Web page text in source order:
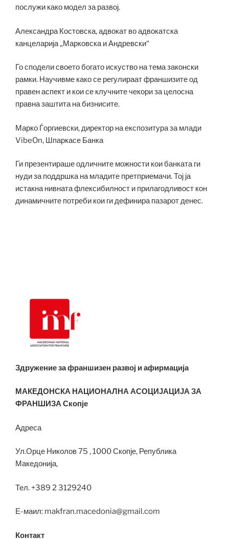
послужи како модел за развој.
Александра Костовска, адвокат во адвокатска
канцеларија „Марковска и Андревски“
Го сподели своето богато искуство на тема законски
рамки. Научивме како се регулираат франшизите од
правен аспект и кои се клучните чекори за целосна
правна заштита на бизнисите.
Марко Ѓоргиевски, директор на експозитура за млади
VibeOn, Шпаркасе Банка
Ги презентираше одличните можности кои банката ги
нуди за поддршка на младите претприемачи. Тој ја
истакна нивната флексибилност и прилагодливост кон
динамичните потреби кои ги дефинира пазарот денес.
Здружение за франшизен развој и афирмација
МАКЕДОНСКА НАЦИОНАЛНА АСОЦИЈАЦИЈА ЗА
ФРАНШИЗА Скопје
Адреса
Ул.Орце Николов 75 , 1000 Скопје, Република
Македонија,
Тел. +389 2 3129240
Е-маил: makfran.macedonia@gmail.com
Контакт